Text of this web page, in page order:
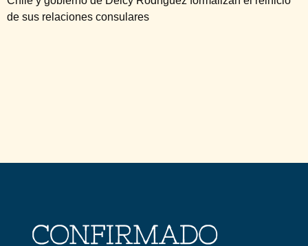
de sus relaciones consulares